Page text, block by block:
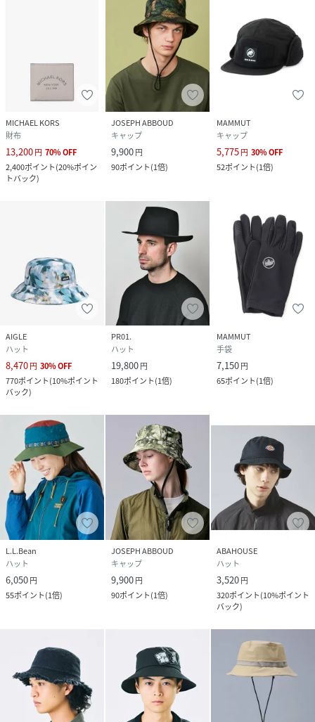
MICHAEL KORS
財布
13,200円 70%OFF
2,400ポイント(20%ポイン
トバック)
JOSEPH ABBOUD
キャップ
9,900円
90ポイント(1倍)
MAMMUT
キャップ
5,775円 30%OFF
52ポイント(1倍)
AIGLE
ハット
8,470円 30%OFF
770ポイント(10%ポイント
バック)
PR01.
ハット
19,800円
180ポイント(1倍)
MAMMUT
手袋
7,150円
65ポイント(1倍)
L.L.Bean
ハット
6,050円
55ポイント(1倍)
JOSEPH ABBOUD
キャップ
9,900円
90ポイント(1倍)
ABAHOUSE
ハット
3,520円
320ポイント(10%ポイント
バック)